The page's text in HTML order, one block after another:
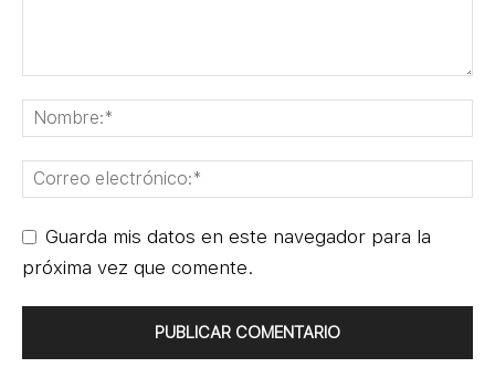
Guarda mis datos en este navegador para la
próxima vez que comente.